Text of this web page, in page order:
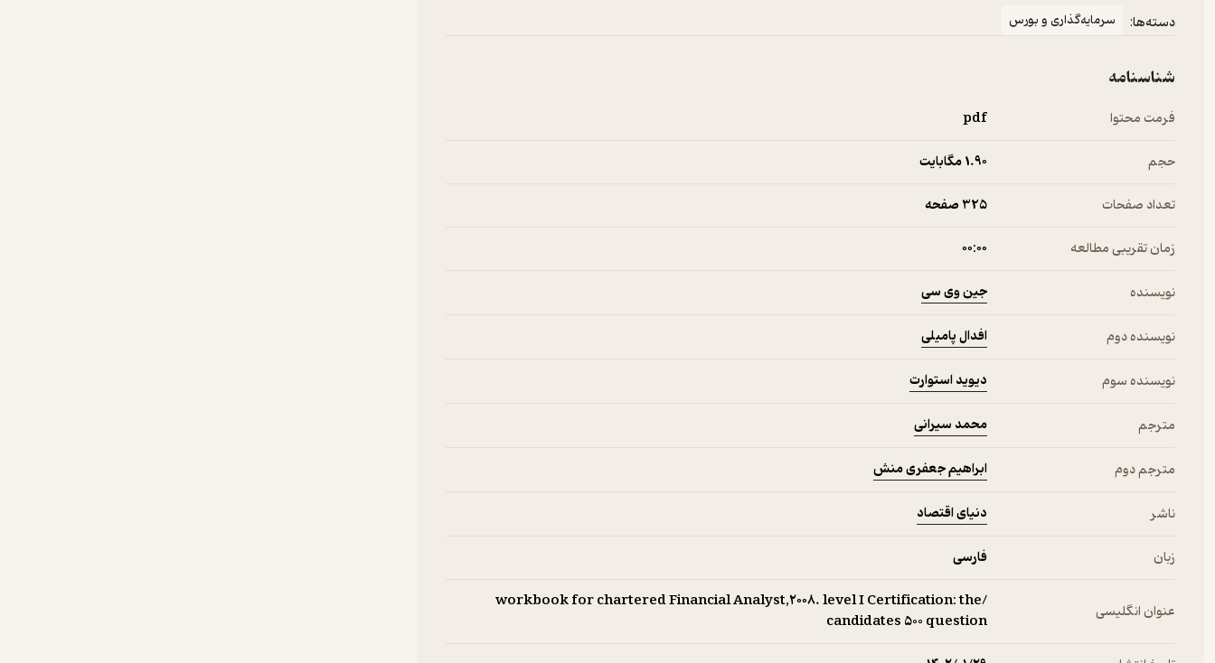
پولی و مالی، مطالعات مقدماتی حسابداری، تجزیه و تحلیل صورت‌های مالی، صورتحساب سود و زیان؛ ترازنامه و صورت گردش وجه نقد، موجودی
تامین مالی شرکتی، مدیریت پرتفوی، سرمایه‌گذاری در سهام بورس اوراق بهادار، تحلیل صنعت و شرکت، سرمایه‌گذاری‌های دارای درآمد ثابت،
سرمایه‌گذاری اوراق بهادار مشتقه و سرمایه‌گذاری‌های جایگزین.
دسته‌ها:
سرمایه‌گذاری و بورس
شناسنامه
فرمت محتوا pdf
حجم 1.۹۰ مگابایت
تعداد صفحات 325 صفحه
زمان تقریبی مطالعه ۰۰:۰۰
نویسنده جین وی سی
نویسنده دوم افدال پامیلی
نویسنده سوم دیوید استوارت
مترجم محمد سیرانی
مترجم دوم ابراهیم جعفری منش
ناشر دنیای اقتصاد
زبان فارسی
عنوان انگلیسی
/workbook for chartered Financial Analyst,۲۰۰۸. level I Certification: the
candidates 500 question